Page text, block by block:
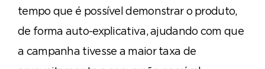
tempo que é possível demonstrar o produto,
de forma auto-explicativa, ajudando com que
a campanha tivesse a maior taxa de